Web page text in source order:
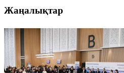
Жаңалықтар